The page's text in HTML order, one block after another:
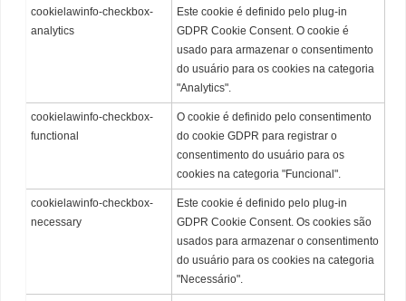
cookielawinfo-checkbox-
analytics
Este cookie é definido pelo plug-in
GDPR Cookie Consent. O cookie é
usado para armazenar o consentimento
do usuário para os cookies na categoria
"Analytics".
cookielawinfo-checkbox-
functional
O cookie é definido pelo consentimento
do cookie GDPR para registrar o
consentimento do usuário para os
cookies na categoria "Funcional".
cookielawinfo-checkbox-
necessary
Este cookie é definido pelo plug-in
GDPR Cookie Consent. Os cookies são
usados ​​para armazenar o consentimento
do usuário para os cookies na categoria
"Necessário".